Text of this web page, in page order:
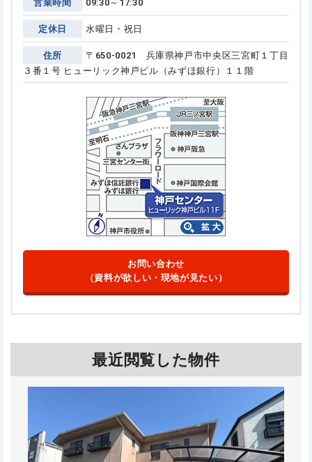
営業時間 09:30～17:30
定休日 水曜日・祝日
住所
〒650-0021 兵庫県神戸市中央区三宮町１丁目
３番１号 ヒューリック神戸ビル（みずほ銀行）１１階
お問い合わせ
（資料が欲しい・現地が見たい）
最近閲覧した物件